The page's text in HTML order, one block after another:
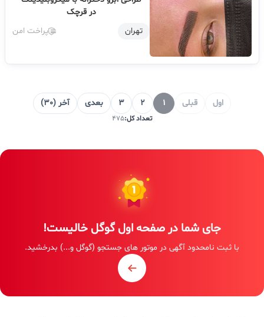
در قرچک
تهران
پراخت امن
اول قبلی 1
2
3 بعدی آخر (30)
تعداد کل:475
جای شما در صفحه اول گوگل خالیست!
با ثبت نامحدود آگهی در موتور های جستجو (گوگل و...) بدرخشید.